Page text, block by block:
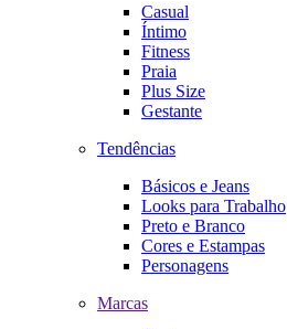
Casual
Íntimo
Fitness
Praia
Plus Size
Gestante
Tendências
Básicos e Jeans
Looks para Trabalho
Preto e Branco
Cores e Estampas
Personagens
Marcas